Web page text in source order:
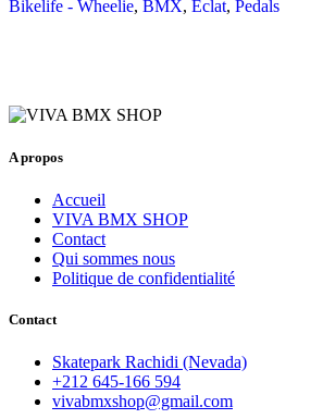
Bikelife - Wheelie, BMX, Éclat, Pedals
A propos
Accueil
VIVA BMX SHOP
Contact
Qui sommes nous
Politique de confidentialité
Contact
Skatepark Rachidi (Nevada)
+212 645-166 594
vivabmxshop@gmail.com